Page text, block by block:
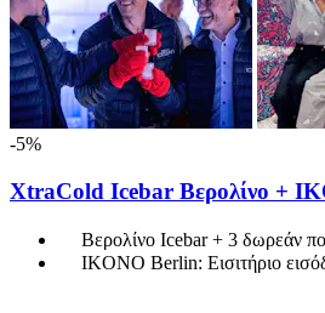
-5%
XtraCold Icebar Βερολίνο +
Βερολίνο Icebar + 3 δωρεάν
IKONO Berlin: Εισιτήριο